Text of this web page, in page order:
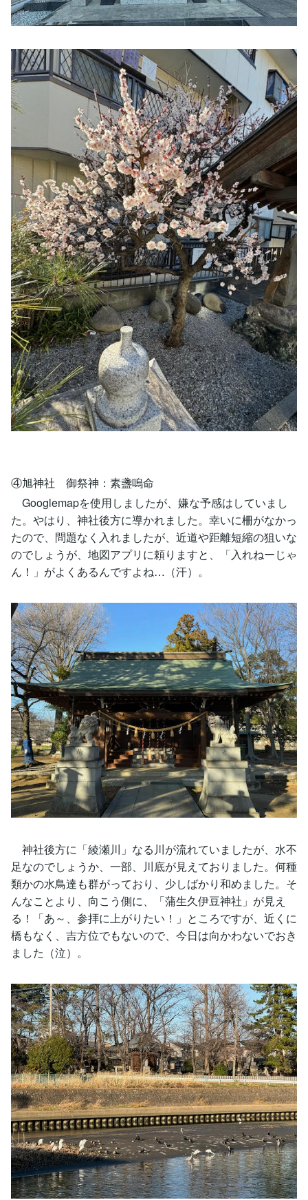
④旭神社 御祭神：素盞嗚命
Googlemapを使用しましたが、嫌な予感はしていまし
た。やはり、神社後方に導かれました。幸いに柵がなかっ
たので、問題なく入れましたが、近道や距離短縮の狙いな
のでしょうが、地図アプリに頼りますと、「入れねーじゃ
ん！」がよくあるんですよね…（汗）。
神社後方に「綾瀬川」なる川が流れていましたが、水不
足なのでしょうか、一部、川底が見えておりました。何種
類かの水鳥達も群がっており、少しばかり和めました。そ
んなことより、向こう側に、「蒲生久伊豆神社」が見え
る！「あ～、参拝に上がりたい！」ところですが、近くに
橋もなく、吉方位でもないので、今日は向かわないでおき
ました（泣）。